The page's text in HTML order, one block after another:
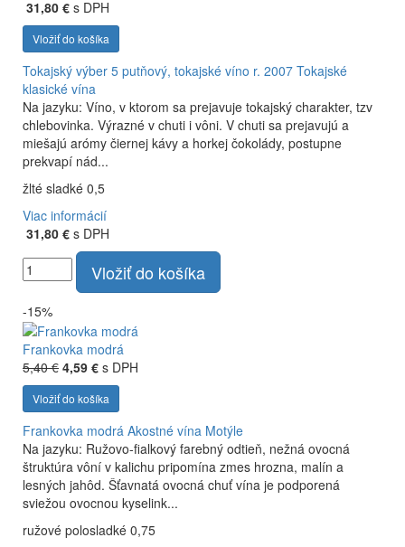
31,80 € s DPH
Vložiť do košíka
Tokajský výber 5 putňový, tokajské víno r. 2007 Tokajské
klasické vína
Na jazyku: Víno, v ktorom sa prejavuje tokajský charakter, tzv
chlebovinka. Výrazné v chuti i vôni. V chuti sa prejavujú a
miešajú arómy čiernej kávy a horkej čokolády, postupne
prekvapí nád...
žlté sladké 0,5
Viac informácií
31,80 € s DPH
Vložiť do košíka
-15%
Frankovka modrá
5,40 € 4,59 € s DPH
Vložiť do košíka
Frankovka modrá Akostné vína Motýle
Na jazyku: Ružovo-fialkový farebný odtieň, nežná ovocná
štruktúra vôní v kalichu pripomína zmes hrozna, malín a
lesných jahôd. Šťavnatá ovocná chuť vína je podporená
sviežou ovocnou kyselink...
ružové polosladké 0,75